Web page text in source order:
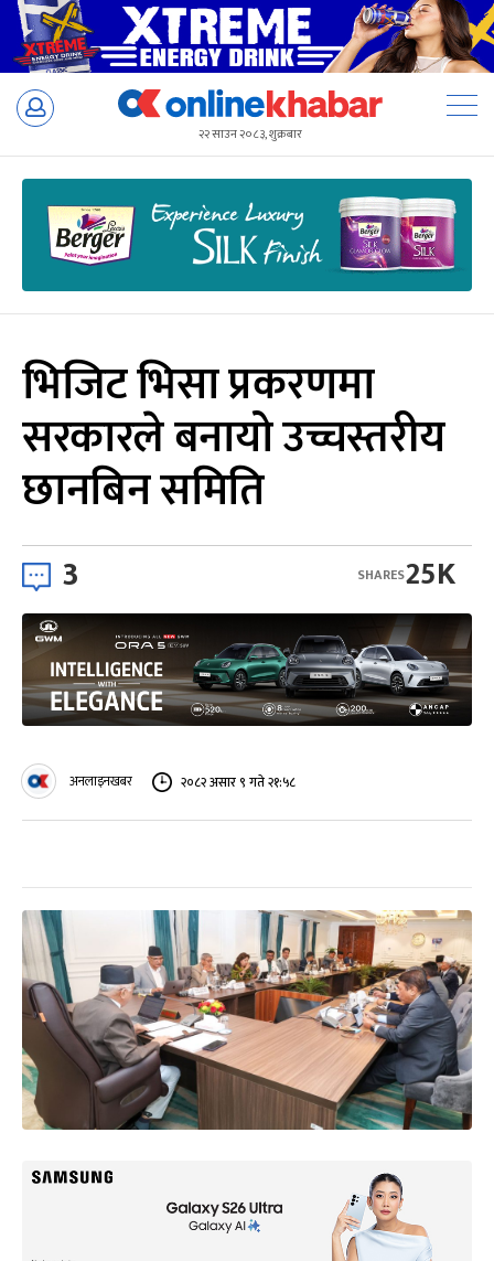
Skip
२२ साउन २०८३, शुक्रबार
भिजिट भिसा प्रकरणमा
सरकारले बनायो उच्चस्तरीय
छानबिन समिति
3 25K
SHARES
अनलाइनखबर २०८२ असार ९ गते २१:५८